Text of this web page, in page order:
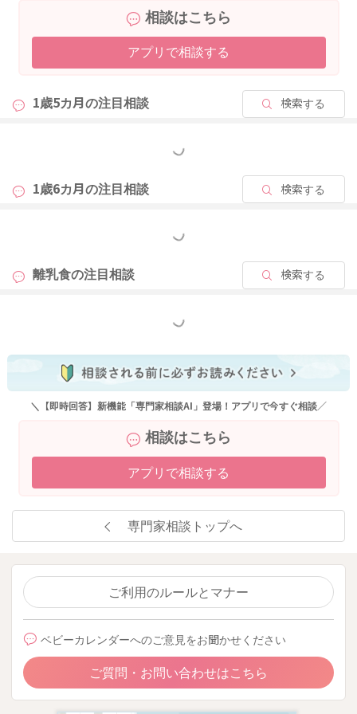
残っているのに、食べたいものを追加は避けていきましょう。
食卓にのせる量はご家庭の判断で大丈夫ですよ。
食べないのであれば、その場は「ごちそうさま。」
３食＋１～２回の補食の時間を設け、１日５食のイメージで足
スムージーやポタージュスープは野菜が苦手なお子さんでも進
また、ご飯やパンに食べて欲しい食材を混ぜてみる
最後に、ご家族と同じものを食べられる喜びを感じることで、
食べられるものが増えたり、量が増えることも多いです。
さんも多いです。食卓にのせるようにして、見慣れたもの、ご
な？と意識の変化が起こるとよいですね。
2025/9/24 10:44
相談はこちら
アプリで相談する
1歳5カ月の注目相談 検索する
もっと見る
1歳6カ月の注目相談 検索する
もっと見る
離乳食の注目相談 検索する
もっと見る
＼【即時回答】新機能「専門家相談AI」登場！アプリで今すぐ相談／
相談はこちら
アプリで相談する
専門家相談トップへ
ご利用のルールとマナー
ベビーカレンダーへのご意見をお聞かせください
ご質問・お問い合わせはこちら